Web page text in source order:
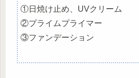
①日焼け止め、UVクリーム
②プライムプライマー
③ファンデーション